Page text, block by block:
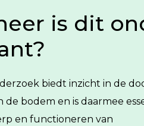
is dit
biedt inzicht in de
de bodem en is daarmee
en functioneren van